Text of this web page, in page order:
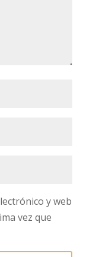
y web
vez que